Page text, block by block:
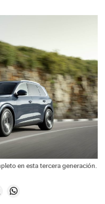
en esta tercera generación.